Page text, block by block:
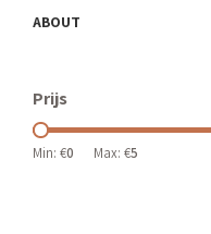
ABOUT
Prijs
Min: €0 Max: €5